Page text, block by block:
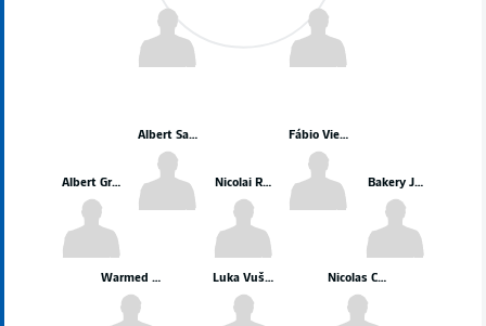
Warmed Omari Luka Vušković
Albert Sambi Lokonga Fábio Vieira
Nicolai Remberg
Albert Grønbæk
Nicolas Capaldo
Bakery Jatta